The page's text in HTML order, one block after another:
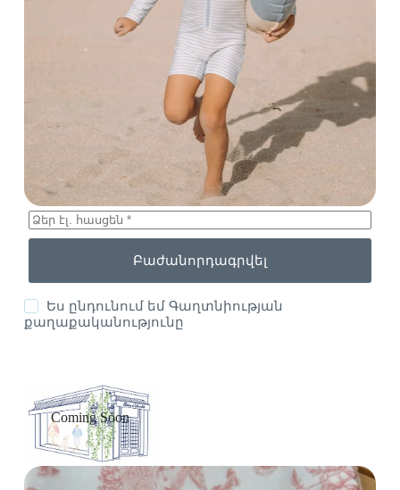
Բաժանորդագրվել
Ես ընդունում եմԳաղտնիության
քաղաքականությունը
Coming Soon